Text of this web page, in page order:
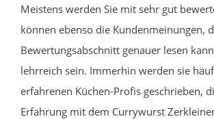
Meistens werden Sie mit sehr gut
können ebenso die Kundenmeinungen,
Bewertungsabschnitt genauer lesen
lehrreich sein. Immerhin werden sie
erfahrenen Küchen-Profis geschrieben,
Erfahrung mit dem Currywurst